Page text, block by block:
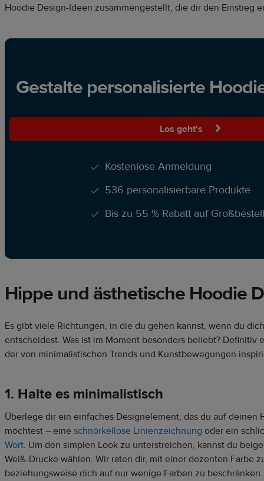
Hoodie Design-Ideen zusammengestellt, die dir den Einstieg
Gestalte personalisierte
Los geht's
Kostenlose Anmeldung
536 personalisierbare Produkte
Bis zu 55 % Rabatt auf
Hippe und ästhetische Hoodie
Es gibt viele Richtungen, in die du gehen kannst, wenn du
entscheidest. Was ist im Moment besonders beliebt? Definitiv
der von minimalistischen Trends und Kunstbewegungen
1. Halte es minimalistisch
Überlege dir ein einfaches Designelement, das du auf deinen
möchtest – eine schnörkellose Linienzeichnung oder ein
Wort. Um den simplen Look zu unterstreichen, kannst du
Weiß-Drucke wählen. Wir raten dir, mit einer dezenten Farbe
beziehungsweise dich auf nur wenige Farben zu